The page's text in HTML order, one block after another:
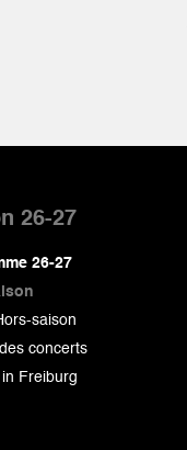
26-27
26-27
saison
concerts
in Freiburg